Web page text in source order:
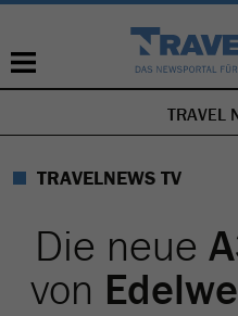
TRAVEL
TRAVELNEWS TV
Die neue
von